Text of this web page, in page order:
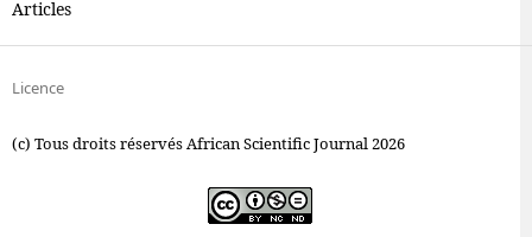
Articles
Licence
(c) Tous droits réservés African Scientific Journal 2026